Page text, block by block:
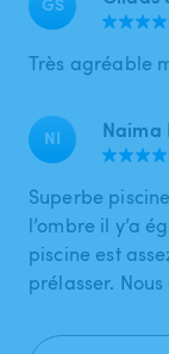
Très agréable
NI Naima I
Superbe
l’ombre il y’a
piscine est
prélasser.